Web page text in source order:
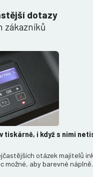
dotazy
zákazníků
tiskárně, i když s nimi
otázek majitelů
možné, aby barevné